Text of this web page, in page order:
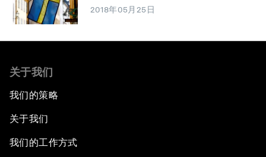
2018年05月25日
关于我们
我们的策略
关于我们
我们的工作方式